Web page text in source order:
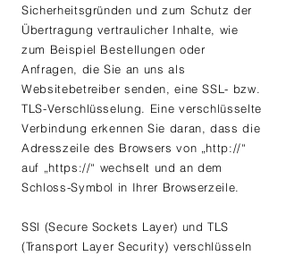
Sicherheitsgründen und zum Schutz der
Übertragung vertraulicher Inhalte, wie
zum Beispiel Bestellungen oder
Anfragen, die Sie an uns als
Websitebetreiber senden, eine SSL- bzw.
TLS-Verschlüsselung. Eine verschlüsselte
Verbindung erkennen Sie daran, dass die
Adresszeile des Browsers von „http://“
auf „https://“ wechselt und an dem
Schloss-Symbol in Ihrer Browserzeile.
SSl (Secure Sockets Layer) und TLS
(Transport Layer Security) verschlüsseln